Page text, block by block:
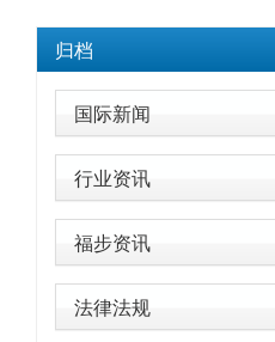
归档
国际新闻
行业资讯
福步资讯
法律法规